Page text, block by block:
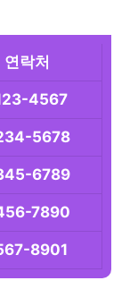
연락처
4567
5678
6789
7890
8901